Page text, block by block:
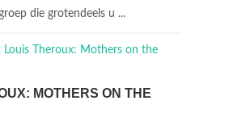
die grotendeels u ...
MOTHERS ON THE